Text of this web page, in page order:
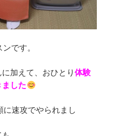
です。
加えて、おひとり体験
した
に速攻でやられまし